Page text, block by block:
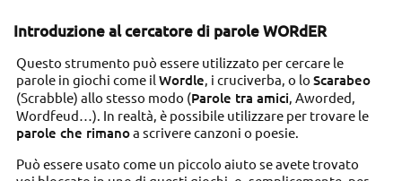
Introduzione al cercatore di parole WORdER
Questo strumento può essere utilizzato per cercare le
parole in giochi come il Wordle, i cruciverba, o lo Scarabeo
(Scrabble) allo stesso modo (Parole tra amici, Aworded,
Wordfeud…). In realtà, è possibile utilizzare per trovare le
parole che rimanoa scrivere canzoni o poesie.
Può essere usato come un piccolo aiuto se avete trovato